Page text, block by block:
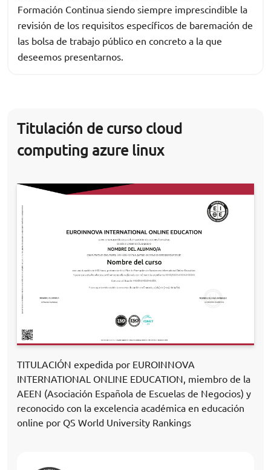
Formación Continua siendo siempre imprescindible la
revisión de los requisitos específicos de baremación de
las bolsa de trabajo público en concreto a la que
deseemos presentarnos.
Titulación de curso cloud
computing azure linux
TITULACIÓN expedida por EUROINNOVA
INTERNATIONAL ONLINE EDUCATION, miembro de la
AEEN (Asociación Española de Escuelas de Negocios) y
reconocido con la excelencia académica en educación
online por QS World University Rankings